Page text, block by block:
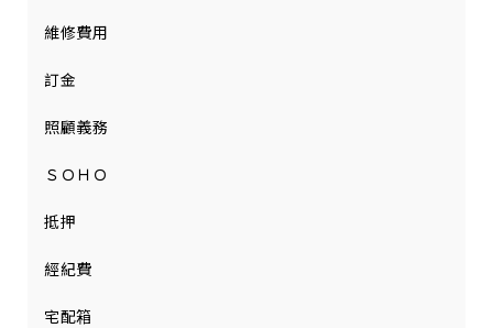
維修費用
訂金
照顧義務
ＳＯＨＯ
抵押
經紀費
宅配箱